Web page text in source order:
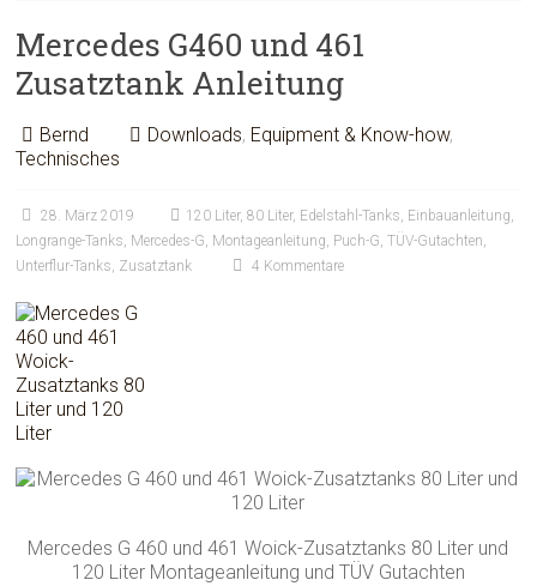
Mercedes G460 und 461
Zusatztank Anleitung
Bernd Downloads, Equipment & Know-how,
Technisches
28. März 2019 120 Liter,80 Liter, Edelstahl-Tanks, Einbauanleitung,
Longrange-Tanks, Mercedes-G, Montageanleitung, Puch-G,TÜV-Gutachten,
Unterflur-Tanks, Zusatztank 4 Kommentare
Mercedes G 460 und 461 Woick-Zusatztanks 80 Liter und
120 Liter Montageanleitung und TÜV Gutachten